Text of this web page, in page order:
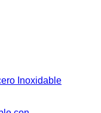
Inoxidable